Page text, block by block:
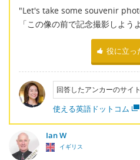
"Let's take some souvenir
「この像の前で記念撮影しよう
役に立っ
回答したアンカーのサイト
使える英語ドットコム
Ian W
イギリス